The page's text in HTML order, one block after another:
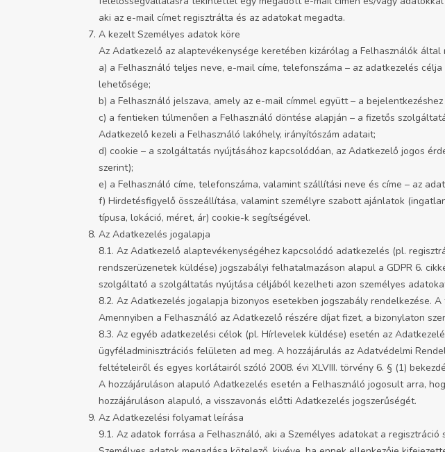
aki az e-mail címet regisztrálta és az adatokat megadta.
A kezelt Személyes adatok köre
Az Adatkezelő az alaptevékenysége keretében kizárólag a Felhasználók
a) a Felhasználó teljes neve, e-mail címe, telefonszáma – az adatkezelés
lehetősége;
b) a Felhasználó jelszava, amely az e-mail címmel együtt – a bejelentkezéshez
c) a fentieken túlmenően a Felhasználó döntése alapján – a fizetős
Adatkezelő kezeli a Felhasználó lakóhely, irányítószám adatait;
d) cookie – a szolgáltatás nyújtásához kapcsolódóan, az Adatkezelő jogos
szerint);
e) a Felhasználó címe, telefonszáma, valamint szállítási neve és címe – az
f) Hirdetésfigyelő összeállítása, valamint személyre szabott ajánlatok
típusa, lokáció, méret, ár) cookie-k segítségével.
Az Adatkezelés jogalapja
8.1. Az Adatkezelő alaptevékenységéhez kapcsolódó adatkezelés (pl.
rendszerüzenetek küldése) jogszabályi felhatalmazáson alapul a GDPR 6.
szolgáltató a szolgáltatás nyújtása céljából kezelheti azon személyes
8.2. Az Adatkezelés jogalapja bizonyos esetekben jogszabály rendelkezése.
Amennyiben a Felhasználó az Adatkezelő részére díjat fizet, a bizonylaton
8.3. Az egyéb adatkezelési célok (pl. Hírlevelek küldése) esetén az
ügyféladminisztrációs felületen ad meg. A hozzájárulás az Adatvédelmi
feltételeiről és egyes korlátairól szóló 2008. évi XLVIII. törvény 6. § (1)
A hozzájáruláson alapuló Adatkezelés esetén a Felhasználó jogosult arra,
hozzájáruláson alapuló, a visszavonás előtti Adatkezelés jogszerűségét.
Az Adatkezelési folyamat leírása
9.1. Az adatok forrása a Felhasználó, aki a Személyes adatokat a